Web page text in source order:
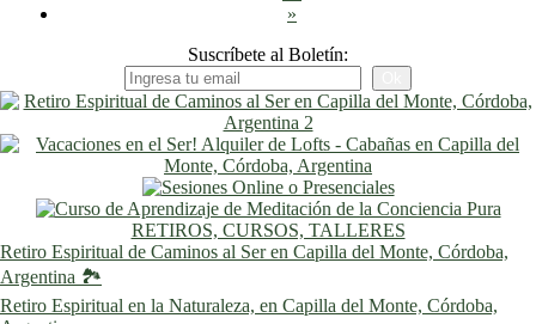
»
Suscríbete al Boletín:
RETIROS, CURSOS, TALLERES
Retiro Espiritual de Caminos al Ser en Capilla del Monte, Córdoba,
Argentina 🏞️
Retiro Espiritual en la Naturaleza, en Capilla del Monte, Córdoba,